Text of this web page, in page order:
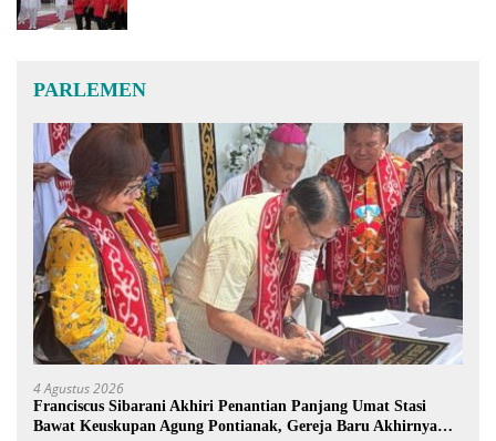
PARLEMEN
4 Agustus 2026
Franciscus Sibarani Akhiri Penantian Panjang Umat Stasi
Bawat Keuskupan Agung Pontianak, Gereja Baru Akhirnya